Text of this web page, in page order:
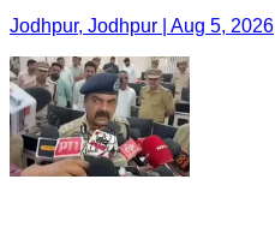
Jodhpur, Jodhpur | Aug 5, 2026